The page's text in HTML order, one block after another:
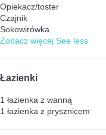
Opiekacz/toster
Czajnik
Sokowirówka
Zobacz więcej See less
Łazienki
1 łazienka z wanną
1 łazienka z prysznicem